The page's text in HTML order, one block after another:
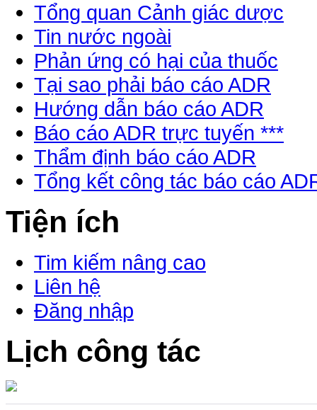
Tổng quan Cảnh giác dược
Tin nước ngoài
Phản ứng có hại của thuốc
Tại sao phải báo cáo ADR
Hướng dẫn báo cáo ADR
Báo cáo ADR trực tuyến ***
Thẩm định báo cáo ADR
Tổng kết công tác báo cáo
Tiện ích
Tim kiếm nâng cao
Liên hệ
Đăng nhập
Lịch công tác